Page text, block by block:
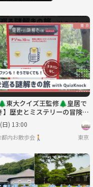
8/29 8/30 8/31
金
9/4
土
9/5
日
9/6
東大クイズ王監修🌲皇居で
】歴史とミステリーの冒険に
よう！
) 13:00
都内お散歩会🚶 東京